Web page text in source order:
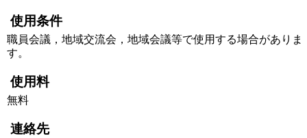
使用条件
職員会議，地域交流会，地域会議等で使用する場合がありま
す。
使用料
無料
連絡先